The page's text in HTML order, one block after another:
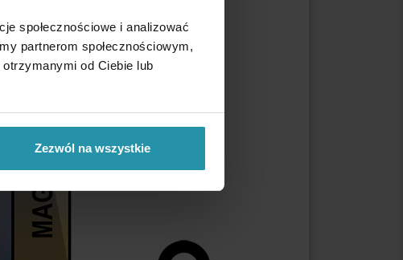
społecznościowe i analizować
partnerom społecznościowym,
od Ciebie lub
Zezwól na wszystkie